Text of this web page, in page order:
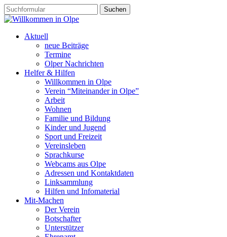
Aktuell
neue Beiträge
Termine
Olper Nachrichten
Helfer & Hilfen
Willkommen in Olpe
Verein “Miteinander in Olpe”
Arbeit
Wohnen
Familie und Bildung
Kinder und Jugend
Sport und Freizeit
Vereinsleben
Sprachkurse
Webcams aus Olpe
Adressen und Kontaktdaten
Linksammlung
Hilfen und Infomaterial
Mit-Machen
Der Verein
Botschafter
Unterstützer